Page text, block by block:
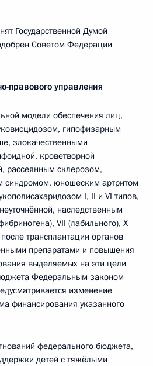
Государственной Думой
Советом Федерации
правового управления
модели обеспечения лиц,
гипофизарным
злокачественными
кроветворной
рассеянным склерозом,
синдромом, юношеским артритом
I, II и VI типов,
наследственным
VII (лабильного), X
трансплантации органов
препаратами и повышения
выделяемых на эти цели
Федеральным законом
изменение
финансирования указанного
федерального бюджета,
детей с тяжёлыми